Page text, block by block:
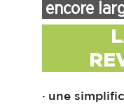
encore
· une